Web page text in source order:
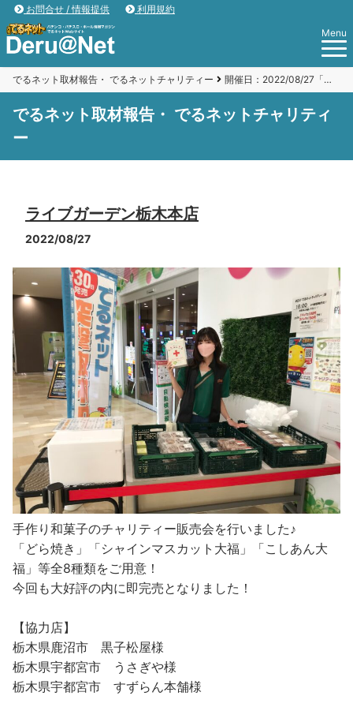
お問合せ / 情報提供
利用規約
Menu
でるネット取材報告・ でるネットチャリティー 開催日：2022/08/27「ライブガーデン栃木本店」
でるネット取材報告・ でるネットチャリティ
ー
ライブガーデン栃木本店
2022/08/27
手作り和菓子のチャリティー販売会を行いました♪
「どら焼き」「シャインマスカット大福」「こしあん大
福」等全8種類をご用意！
今回も大好評の内に即完売となりました！
【協力店】
栃木県鹿沼市 黒子松屋様
栃木県宇都宮市 うさぎや様
栃木県宇都宮市 すずらん本舗様